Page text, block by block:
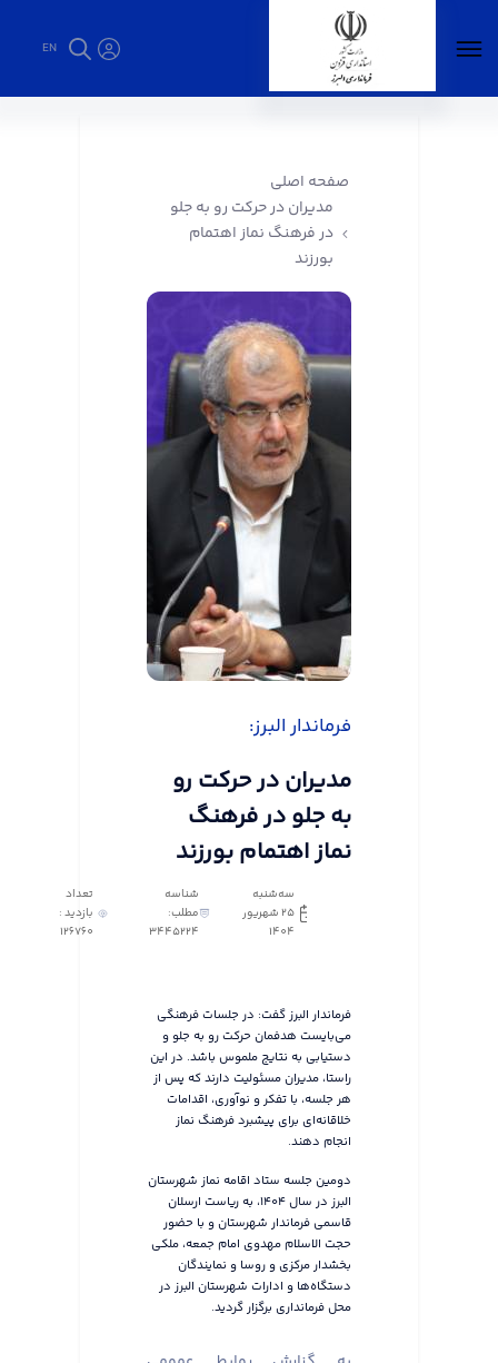
EN
صفحه اصلی
مدیران در حرکت رو به جلو
در فرهنگ نماز اهتمام
بورزند
فرماندار البرز:
مدیران در حرکت رو
به جلو در فرهنگ
نماز اهتمام بورزند
سه‌شنبه
25 شهریور
1404
شناسه
مطلب:
3445224
تعداد
بازدید :
126760
فرماندار البرز گفت: در جلسات فرهنگی
می‌بایست هدفمان حرکت رو به جلو و
دستیابی به نتایج ملموس باشد. در این
راستا، مدیران مسئولیت دارند که پس از
هر جلسه، با تفکر و نوآوری، اقدامات
خلاقانه‌ای برای پیشبرد فرهنگ نماز
انجام دهند.
دومین جلسه ستاد اقامه نماز شهرستان
البرز در سال ۱۴۰۴، به ریاست ارسلان
قاسمی فرماندار شهرستان و با حضور
حجت الاسلام مهدوی امام جمعه، ملکی
بخشدار مرکزی و روسا و نمایندگان
دستگاه‌ها و ادارات شهرستان البرز در
محل فرمانداری برگزار گردید.